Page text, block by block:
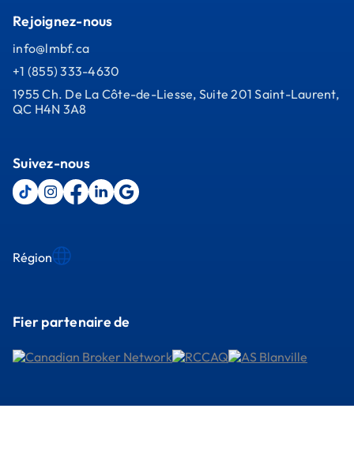
Fier partenaire de
Rejoignez-nous
info@lmbf.ca
+1 (855) 333-4630
1955 Ch. De La Côte-de-Liesse, Suite 201 Saint-Laurent,
QC H4N 3A8
Suivez-nous
Région